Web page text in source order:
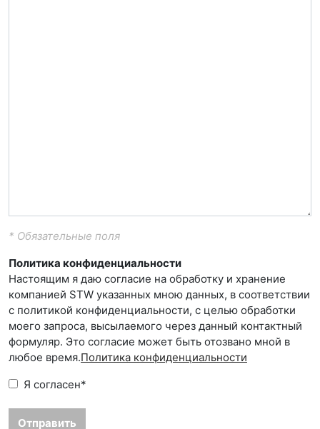
* Обязательные поля
Политика конфиденциальности
Настоящим я даю согласие на обработку и хранение
компанией STW указанных мною данных, в соответствии
с политикой конфиденциальности, с целью обработки
моего запроса, высылаемого через данный контактный
формуляр. Это согласие может быть отозвано мной в
любое время.Политика конфиденциальности
Я согласен*
Отправить